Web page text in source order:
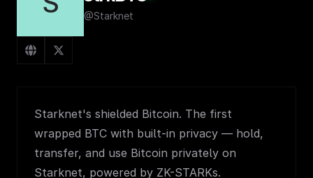
@Starknet
Starknet's shielded Bitcoin. The first
wrapped BTC with built-in privacy — hold,
transfer, and use Bitcoin privately on
Starknet, powered by ZK-STARKs.